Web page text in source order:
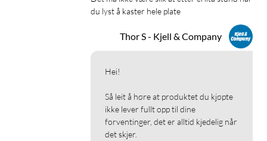
du lyst å kaster hele plate
Thor S - Kjell & Company
Hei!
Så leit å høre at produktet du kjøpte
ikke lever fullt opp til dine
forventinger, det er alltid kjedelig når
det skjer.